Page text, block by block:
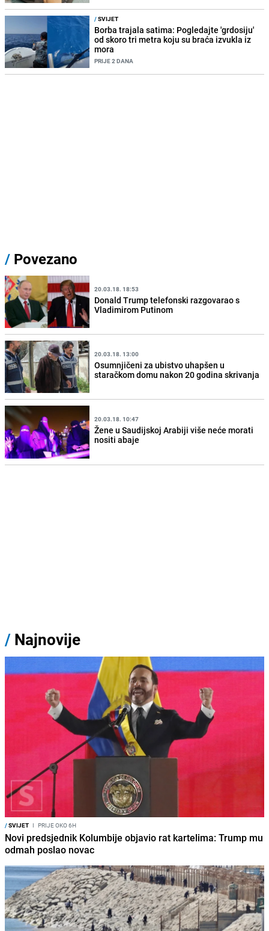
/SVIJET
Borba trajala satima: Pogledajte 'grdosiju'
od skoro tri metra koju su braća izvukla iz
mora
PRIJE 2 DANA
/ Povezano
20.03.18. 18:53
Donald Trump telefonski razgovarao s
Vladimirom Putinom
20.03.18. 13:00
Osumnjičeni za ubistvo uhapšen u
staračkom domu nakon 20 godina skrivanja
20.03.18. 10:47
Žene u Saudijskoj Arabiji više neće morati
nositi abaje
/ Najnovije
/SVIJET I PRIJE OKO 6H
Novi predsjednik Kolumbije objavio rat kartelima: Trump mu
odmah poslao novac